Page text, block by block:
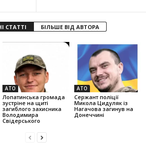
СТАТТІ БІЛЬШЕ ВІД АВТОРА
АТО
Лопатинська громада
зустріне на щиті
загиблого захисника
Володимира
Свідерського
АТО
Сержант поліції
Микола Цидуляк із
Нагачова загинув на
Донеччині